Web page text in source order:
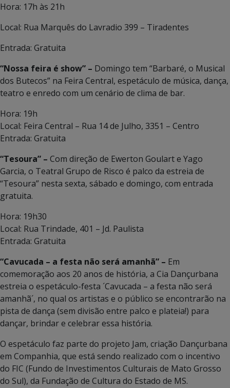
Hora: 17h às 21h
Local: Rua Marquês do Lavradio 399 – Tiradentes
Entrada: Gratuita
“Nossa feira é show” – Domingo tem “Barbaré, o Musical
dos Butecos” na Feira Central, espetáculo de música, dança,
teatro e enredo com um cenário de clima de bar.
Hora: 19h
Local: Feira Central – Rua 14 de Julho, 3351 – Centro
Entrada: Gratuita
“Tesoura” – Com direção de Ewerton Goulart e Yago
Garcia, o Teatral Grupo de Risco é palco da estreia de
“Tesoura” nesta sexta, sábado e domingo, com entrada
gratuita.
Hora: 19h30
Local: Rua Trindade, 401 – Jd. Paulista
Entrada: Gratuita
“Cavucada – a festa não será amanhã” – Em
comemoração aos 20 anos de história, a Cia Dançurbana
estreia o espetáculo-festa ´Cavucada – a festa não será
amanhã´, no qual os artistas e o público se encontrarão na
pista de dança (sem divisão entre palco e plateia!) para
dançar, brindar e celebrar essa história.
O espetáculo faz parte do projeto Jam, criação Dançurbana
em Companhia, que está sendo realizado com o incentivo
do FIC (Fundo de Investimentos Culturais de Mato Grosso
do Sul), da Fundação de Cultura do Estado de MS.